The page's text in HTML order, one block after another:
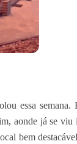
essa
aonde já se viu
bem